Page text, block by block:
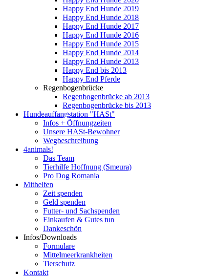
Happy End Hunde 2019
Happy End Hunde 2018
Happy End Hunde 2017
Happy End Hunde 2016
Happy End Hunde 2015
Happy End Hunde 2014
Happy End Hunde 2013
Happy End bis 2013
Happy End Pferde
Regenbogenbrücke
Regenbogenbrücke ab 2013
Regenbogenbrücke bis 2013
Hundeauffangstation "HASt"
Infos + Öffnungzeiten
Unsere HASt-Bewohner
Wegbeschreibung
4animals!
Das Team
Tierhilfe Hoffnung (Smeura)
Pro Dog Romania
Mithelfen
Zeit spenden
Geld spenden
Futter- und Sachspenden
Einkaufen & Gutes tun
Dankeschön
Infos/Downloads
Formulare
Mittelmeerkrankheiten
Tierschutz
Kontakt